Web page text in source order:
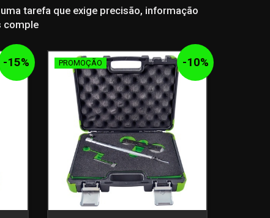
tarefa que exige precisão, informação
comple
-15% -10%
PROMOÇÃO